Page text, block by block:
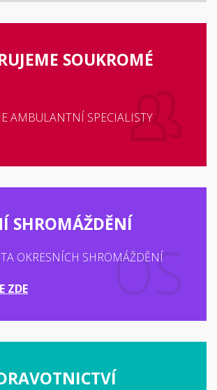
SOUKROMÉ
AMBULANTNÍ SPECIALISTY
SHROMÁŽDĚNÍ
OKRESNÍCH SHROMÁŽDĚNÍ
ZDE